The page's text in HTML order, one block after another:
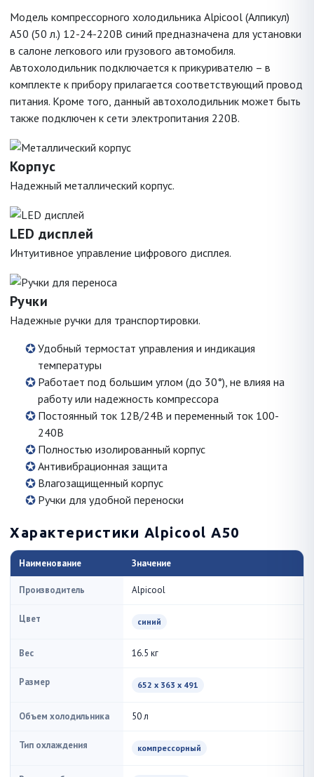
Модель компрессорного холодильника Alpicool (Алпикул)
A50 (50 л.) 12-24-220В синий предназначена для установки
в салоне легкового или грузового автомобиля.
Автохолодильник подключается к прикуривателю – в
комплекте к прибору прилагается соответствующий провод
питания. Кроме того, данный автохолодильник может быть
также подключен к сети электропитания 220В.
Корпус
Надежный металлический корпус.
LED дисплей
Интуитивное управление цифрового дисплея.
Ручки
Надежные ручки для транспортировки.
Удобный термостат управления и индикация
температуры
Работает под большим углом (до 30°), не влияя на
работу или надежность компрессора
Постоянный ток 12В/24В и переменный ток 100-
240В
Полностью изолированный корпус
Антивибрационная защита
Влагозащищенный корпус
Ручки для удобной переноски
Характеристики Alpicool A50
Наименование Значение
Производитель Alpicool
Цвет синий
Вес 16.5 кг
Размер 652 x 363 x 491
Объем холодильника 50 л
Тип охлаждения компрессорный